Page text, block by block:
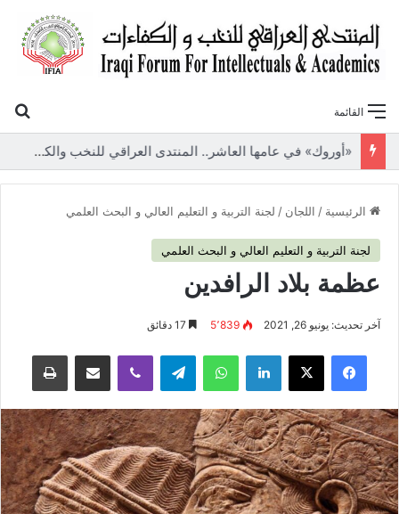
القائمة
«أوروك» في عامها العاشر.. المنتدى العراقي للنخب والكفاءات يصدر عددًا جديدًا ببحوث علمية تعالج قضايا الاقتصاد والطاقة
الرئيسية / اللجان / لجنة التربية و التعليم العالي و البحث العلمي
لجنة التربية و التعليم العالي و البحث العلمي
عظمة بلاد الرافدين
آخر تحديث: يونيو 26, 2021 5٬839
فيسبوك لينكدإن واتساب